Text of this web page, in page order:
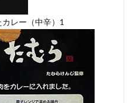
レー（中辛）1